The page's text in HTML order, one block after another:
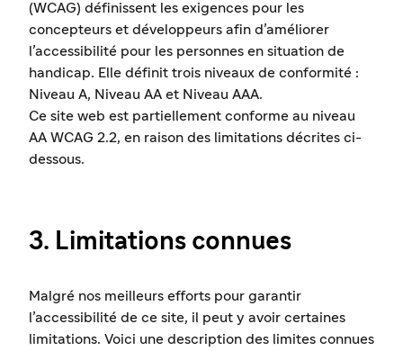
(WCAG) définissent les exigences pour les
concepteurs et développeurs afin d’améliorer
l’accessibilité pour les personnes en situation de
handicap. Elle définit trois niveaux de conformité :
Niveau A, Niveau AA et Niveau AAA.
Ce site web est partiellement conforme au niveau
AA WCAG 2.2, en raison des limitations décrites ci-
dessous.
3. Limitations connues
Malgré nos meilleurs efforts pour garantir
l’accessibilité de ce site, il peut y avoir certaines
limitations. Voici une description des limites connues